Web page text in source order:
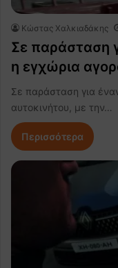
Κώστας Χαλκιαδάκης
Σε παράσταση
η εγχώρια
Σε παράσταση για
αυτοκινήτου, με την…
Περισσότερα